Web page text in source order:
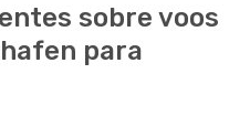
sobre voos
para